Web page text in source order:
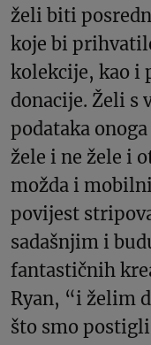
želi biti
koje bi
kolekcije, kao i
donacije. Želi s
podataka
žele i ne žele i
možda i
povijest
sadašnjim i
fantastičnih
Ryan, “i želim
što smo